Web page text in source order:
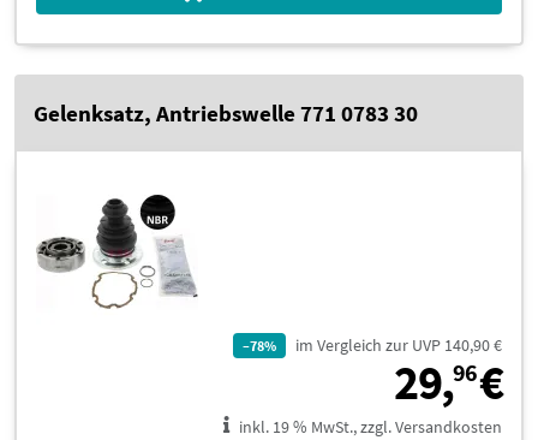
Gelenksatz, Antriebswelle 771 0783 30
–78% im Vergleich zur UVP 140,90 €
29,96€
inkl. 19 % MwSt., zzgl. Versandkosten